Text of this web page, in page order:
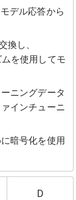
デル応答から
換し、
を使用してモ
ニングデータ
インチューニ
暗号化を使用
D